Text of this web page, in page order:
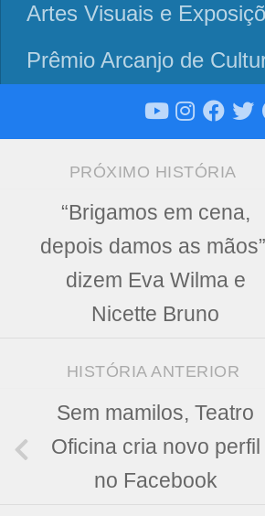
Artes Visuais e
Prêmio Arcanjo de
PRÓXIMO HISTÓRIA
“Brigamos em cena,
depois damos as
dizem Eva Wilma e
Nicette Bruno
HISTÓRIA ANTERIOR
Sem mamilos, Teatro
Oficina cria novo perfil
no Facebook